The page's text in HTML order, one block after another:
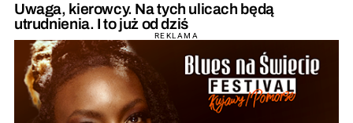
Uwaga, kierowcy. Na tych ulicach będą
utrudnienia. I to już od dziś
REKLAMA